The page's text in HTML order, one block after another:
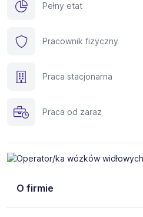
Pełny etat
Pracownik fizyczny
Praca stacjonarna
Praca od zaraz
O firmie